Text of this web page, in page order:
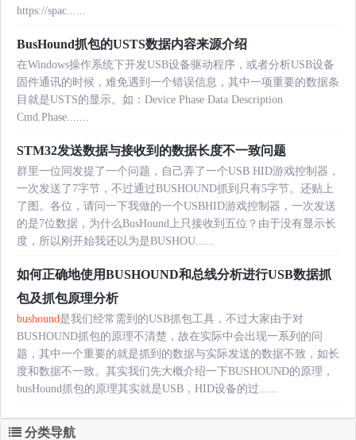
https://spac......
BusHound抓包的USTS数据内容来源介绍
在Windows操作系统下开发USB设备驱动程序，或者分析USB设备
固件通讯的时候，难免遇到一个错误信息，其中一项重要的数据条
目就是USTS的显示。如：Device Phase Data Description
Cmd.Phase.......
STM32发送数据与接收到的数据长度不一致问题
群里一位同发提了一个问题，自己弄了一个USB HID游戏控制器，
一次发送了7字节，不过通过BUSHOUND抓到只有5字节。还贴上
了图。各位，请问一下我做的一个USBHID游戏控制器，一次发送
的是7位数据，为什么BusHound上只接收到五位？由于没有显示长
度，所以刚开始我还以为是BUSHOU......
如何正确地使用BUSHOUND和总线分析进行USB数据抓
包及抓包原理分析
bushound是我们经常需到的USB抓包工具，不过大家由于对
BUSHOUND抓包的原理不清楚，故在实际中会出现一系列的问
题，其中一个重要的就是抓到的数据与实际发送的数据不致，如长
度和数据不一致。其实我们先大概介绍一下BUSHOUND的原理，
busHound抓包的原理其实就是USB，HID设备的过......
分类导航